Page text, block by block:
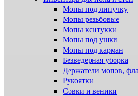
Мопы под липучку
Мопы резьбовые
Мопы кентукки
Мопы под ушки
Мопы под карман
Безведерная уборка
Держатели мопов,
Рукоятки
Совки и веники